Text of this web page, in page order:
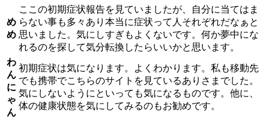
め
め
ここの初期症状報告を見ていましたが、自分に当てはま
らない事も多々あり本当に症状って人それぞれだなぁと
思いました。気にしすぎもよくないです。何か夢中にな
れるのを探して気分転換したらいいかと思います。
わ
ん
に
ゃ
ん
初期症状は気になります。よくわかります。私も移動先
でも携帯でこちらのサイトを見ているありさまでした。
気にしないようにといっても気になるものです。他に、
体の健康状態を気にしてみるのもお勧めです。